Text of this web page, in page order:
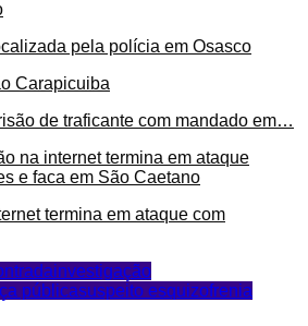
pela polícia em Osasco
de traficante com mandado em…
termina em ataque com
investigação
públicasuspeito esquizofrenia